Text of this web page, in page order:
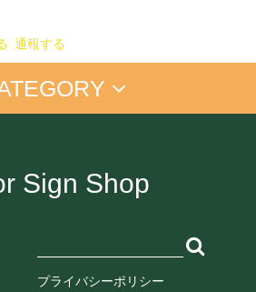
通報する
手書きプレート
店舗向け ご自宅に
Sign Shop
プライバシーポリシー